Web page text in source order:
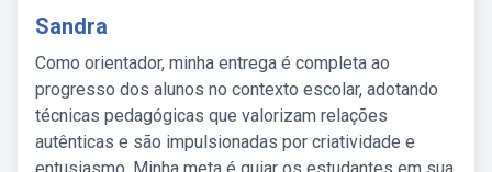
Sandra
Como orientador, minha entrega é completa ao
progresso dos alunos no contexto escolar, adotando
técnicas pedagógicas que valorizam relações
autênticas e são impulsionadas por criatividade e